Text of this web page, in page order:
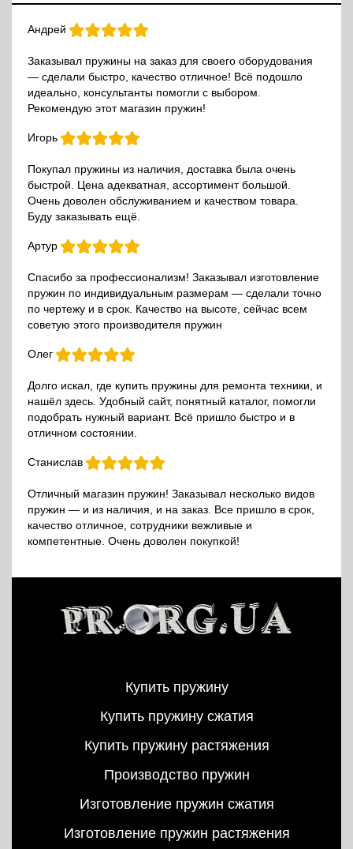
Андрей
Заказывал пружины на заказ для своего оборудования
— сделали быстро, качество отличное! Всё подошло
идеально, консультанты помогли с выбором.
Рекомендую этот магазин пружин!
Игорь
Покупал пружины из наличия, доставка была очень
быстрой. Цена адекватная, ассортимент большой.
Очень доволен обслуживанием и качеством товара.
Буду заказывать ещё.
Артур
Спасибо за профессионализм! Заказывал изготовление
пружин по индивидуальным размерам — сделали точно
по чертежу и в срок. Качество на высоте, сейчас всем
советую этого производителя пружин
Олег
Долго искал, где купить пружины для ремонта техники, и
нашёл здесь. Удобный сайт, понятный каталог, помогли
подобрать нужный вариант. Всё пришло быстро и в
отличном состоянии.
Станислав
Отличный магазин пружин! Заказывал несколько видов
пружин — и из наличия, и на заказ. Все пришло в срок,
качество отличное, сотрудники вежливые и
компетентные. Очень доволен покупкой!
Купить пружину
Купить пружину сжатия
Купить пружину растяжения
Производство пружин
Изготовление пружин сжатия
Изготовление пружин растяжения